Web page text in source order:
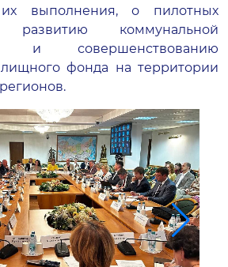
их выполнения, о пилотных
коммунальной
и совершенствованию
фонда на территории